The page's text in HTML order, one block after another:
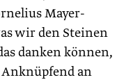
Mayer-
wir den Steinen
danken können,
an